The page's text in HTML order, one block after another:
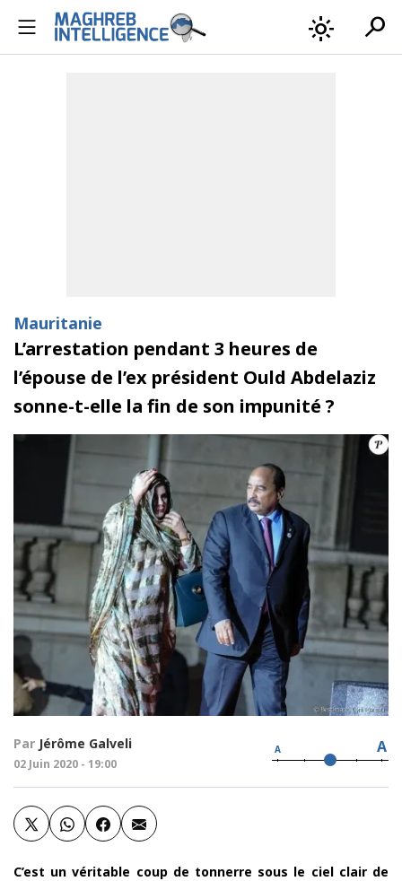
light_mode search
Mauritanie
L’arrestation pendant 3 heures de
l’épouse de l’ex président Ould Abdelaziz
sonne-t-elle la fin de son impunité ?
Par Jérôme Galveli
02 Juin 2020 - 19:00
A A
C’est un véritable coup de tonnerre sous le ciel clair de